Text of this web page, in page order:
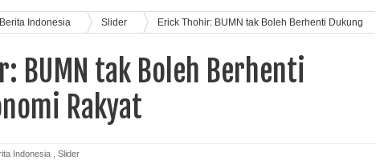
Berita Indonesia Slider
Erick Thohir: BUMN tak Boleh Berhenti Dukung
BUMN tak Boleh Berhenti
Rakyat
Indonesia Slider